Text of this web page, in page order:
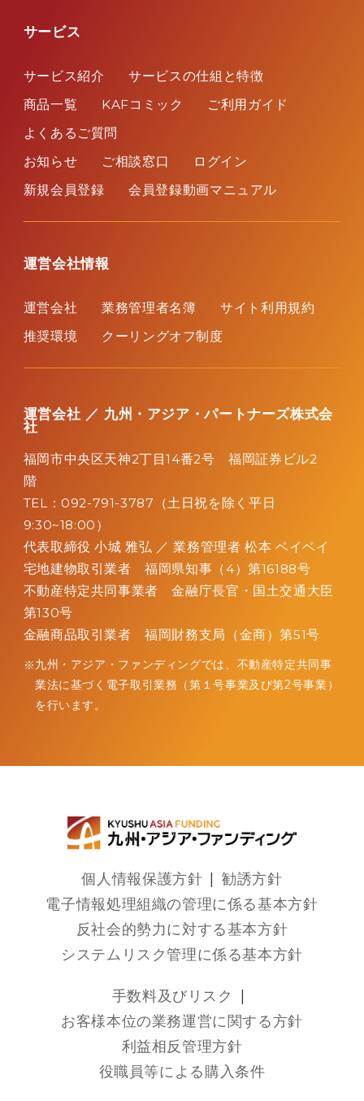
利益相反管理方針
サービス
サービス紹介
サービスの仕組と特徴
商品一覧
KAFコミック
ご利用ガイド
よくあるご質問
お知らせ
ご相談窓口
ログイン
新規会員登録
会員登録動画マニュアル
運営会社情報
運営会社 業務管理者名簿
サイト利用規約
推奨環境
クーリングオフ制度
運営会社 ／ 九州・アジア・パートナーズ株式会
社
福岡市中央区天神2丁目14番2号 福岡証券ビル2
階
TEL：092-791-3787（土日祝を除く平日
9:30~18:00）
代表取締役 小城 雅弘 ／業務管理者 松本 ベイベイ
宅地建物取引業者 福岡県知事（4）第16188号
不動産特定共同事業者 金融庁長官・国土交通大臣
第130号
金融商品取引業者 福岡財務支局（金商）第51号
九州・アジア・ファンディングでは、不動産特定共同事
業法に基づく電子取引業務（第１号事業及び第2号事業）
を行います。
個人情報保護方針
勧誘方針
電子情報処理組織の管理に係る基本方針
反社会的勢力に対する基本方針
システムリスク管理に係る基本方針
手数料及びリスク
お客様本位の業務運営に関する方針
利益相反管理方針
役職員等による購入条件